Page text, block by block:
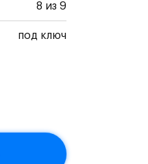
8 из 9
под ключ